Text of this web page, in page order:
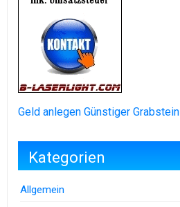
Geld anlegen Günstiger Grabstein
Kategorien
Allgemein